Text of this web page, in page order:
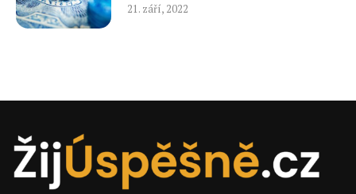
21. září, 2022